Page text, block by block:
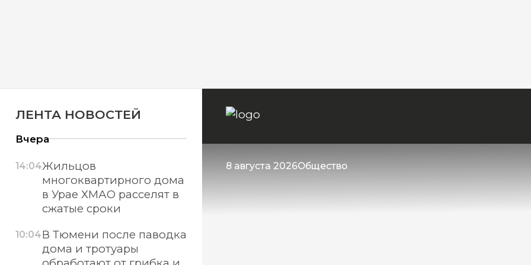
8 августа 2026Общество
ЛЕНТА НОВОСТЕЙ
Вчера
14:04Жильцов
многоквартирного дома
в Урае ХМАО расселят в
сжатые сроки
10:04В Тюмени после паводка
дома и тротуары